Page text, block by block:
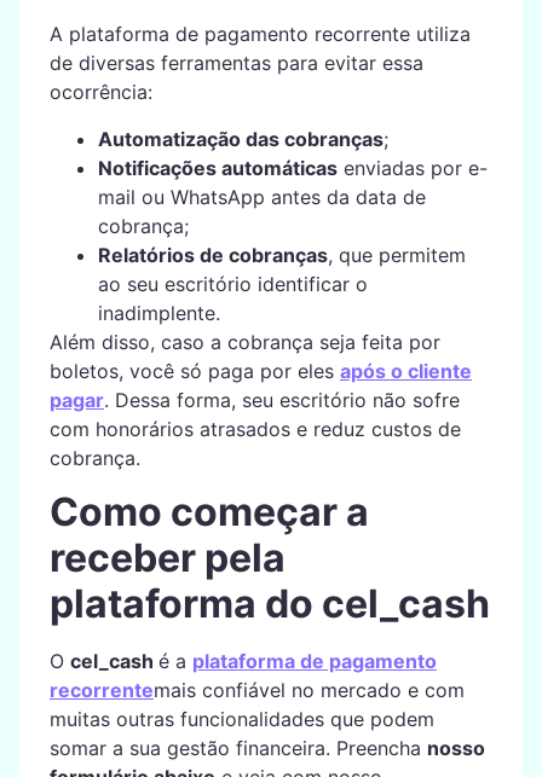
A plataforma de pagamento recorrente utiliza
de diversas ferramentas para evitar essa
ocorrência:
Automatização das cobranças;
Notificações automáticasenviadas por e-
mail ou WhatsApp antes da data de
cobrança;
Relatórios de cobranças, que permitem
ao seu escritório identificar o
inadimplente.
Além disso, caso a cobrança seja feita por
boletos, você só paga por eles após o cliente
pagar. Dessa forma, seu escritório não sofre
com honorários atrasados e reduz custos de
cobrança.
Como começar a
receber pela
plataforma do cel_cash
O cel_cash é a plataforma de pagamento
recorrentemais confiável no mercado e com
muitas outras funcionalidades que podem
somar a sua gestão financeira. Preencha nosso